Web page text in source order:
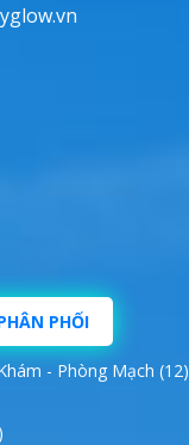
PHỐI
- Phòng Mạch (12)